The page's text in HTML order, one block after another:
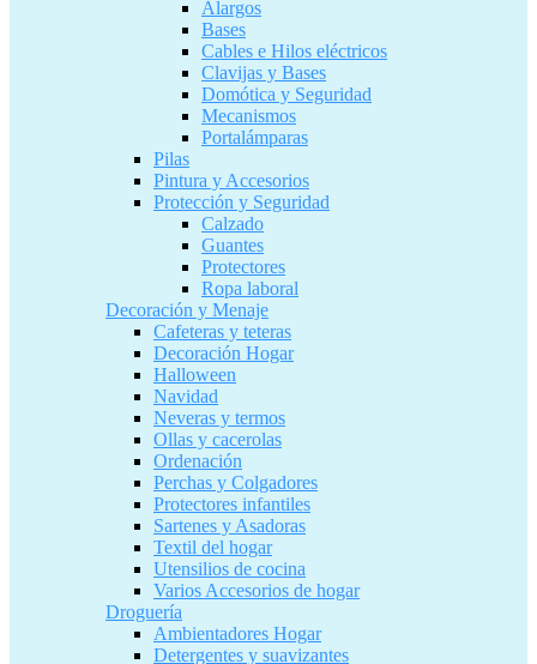
Alargos
Bases
Cables e Hilos eléctricos
Clavijas y Bases
Domótica y Seguridad
Mecanismos
Portalámparas
Pilas
Pintura y Accesorios
Protección y Seguridad
Calzado
Guantes
Protectores
Ropa laboral
Decoración y Menaje
Cafeteras y teteras
Decoración Hogar
Halloween
Navidad
Neveras y termos
Ollas y cacerolas
Ordenación
Perchas y Colgadores
Protectores infantiles
Sartenes y Asadoras
Textil del hogar
Utensilios de cocina
Varios Accesorios de hogar
Droguería
Ambientadores Hogar
Detergentes y suavizantes